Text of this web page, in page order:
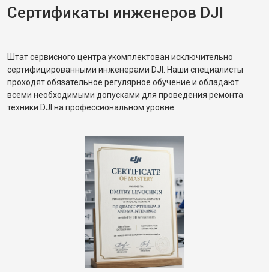
Сертификаты инженеров DJI
Штат сервисного центра укомплектован исключительно
сертифицированными инженерами DJI. Наши специалисты
проходят обязательное регулярное обучение и обладают
всеми необходимыми допусками для проведения ремонта
техники DJI на профессиональном уровне.